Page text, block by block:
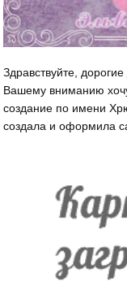
Здравствуйте, дорогие
Вашему вниманию
создание по имени
создала и оформила